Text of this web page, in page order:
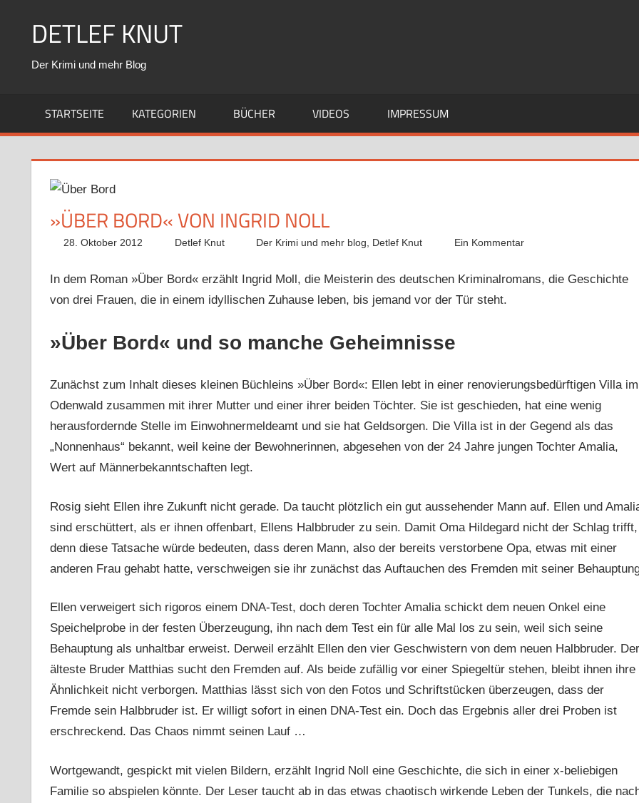
DETLEF KNUT
Der Krimi und mehr Blog
STARTSEITE KATEGORIEN BÜCHER VIDEOS IMPRESSUM
»ÜBER BORD« VON INGRID NOLL
28. Oktober 2012 Detlef Knut Der Krimi und mehr blog Detlef Knut Ein Kommentar
In dem Roman »Über Bord« erzählt Ingrid Moll, die Meisterin des deutschen Kriminalromans, die Geschichte
von drei Frauen, die in einem idyllischen Zuhause leben, bis jemand vor der Tür steht.
»Über Bord« und so manche Geheimnisse
Zunächst zum Inhalt dieses kleinen Büchleins »Über Bord«: Ellen lebt in einer renovierungsbedürftigen Villa im
Odenwald zusammen mit ihrer Mutter und einer ihrer beiden Töchter. Sie ist geschieden, hat eine wenig
herausfordernde Stelle im Einwohnermeldeamt und sie hat Geldsorgen. Die Villa ist in der Gegend als das
„Nonnenhaus“ bekannt, weil keine der Bewohnerinnen, abgesehen von der 24 Jahre jungen Tochter Amalia,
Wert auf Männerbekanntschaften legt.
Rosig sieht Ellen ihre Zukunft nicht gerade. Da taucht plötzlich ein gut aussehender Mann auf. Ellen und
sind erschüttert, als er ihnen offenbart, Ellens Halbbruder zu sein. Damit Oma Hildegard nicht der Schlag trifft,
denn diese Tatsache würde bedeuten, dass deren Mann, also der bereits verstorbene Opa, etwas mit einer
anderen Frau gehabt hatte, verschweigen sie ihr zunächst das Auftauchen des Fremden mit seiner
Ellen verweigert sich rigoros einem DNA-Test, doch deren Tochter Amalia schickt dem neuen Onkel eine
Speichelprobe in der festen Überzeugung, ihn nach dem Test ein für alle Mal los zu sein, weil sich seine
Behauptung als unhaltbar erweist. Derweil erzählt Ellen den vier Geschwistern von dem neuen Halbbruder. Der
älteste Bruder Matthias sucht den Fremden auf. Als beide zufällig vor einer Spiegeltür stehen, bleibt ihnen ihre
Ähnlichkeit nicht verborgen. Matthias lässt sich von den Fotos und Schriftstücken überzeugen, dass der
Fremde sein Halbbruder ist. Er willigt sofort in einen DNA-Test ein. Doch das Ergebnis aller drei Proben ist
erschreckend. Das Chaos nimmt seinen Lauf …
Wortgewandt, gespickt mit vielen Bildern, erzählt Ingrid Noll eine Geschichte, die sich in einer x-beliebigen
Familie so abspielen könnte. Der Leser taucht ab in das etwas chaotisch wirkende Leben der Tunkels, die